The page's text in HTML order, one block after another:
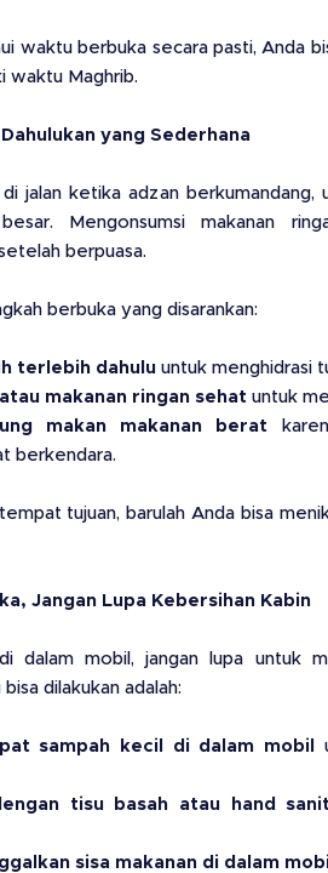
waktu berbuka secara pasti, Anda
waktu Maghrib.
yang Sederhana
jalan ketika adzan berkumandang,
Mengonsumsi makanan
berpuasa.
berbuka yang disarankan:
terlebih dahulu untuk menghidrasi
makanan ringan sehat untuk
makan makanan berat
berkendara.
tujuan, barulah Anda bisa
Jangan Lupa Kebersihan Kabin
dalam mobil, jangan lupa untuk
dilakukan adalah:
sampah kecil di dalam mobil
tisu basah atau hand
sisa makanan di dalam mobil